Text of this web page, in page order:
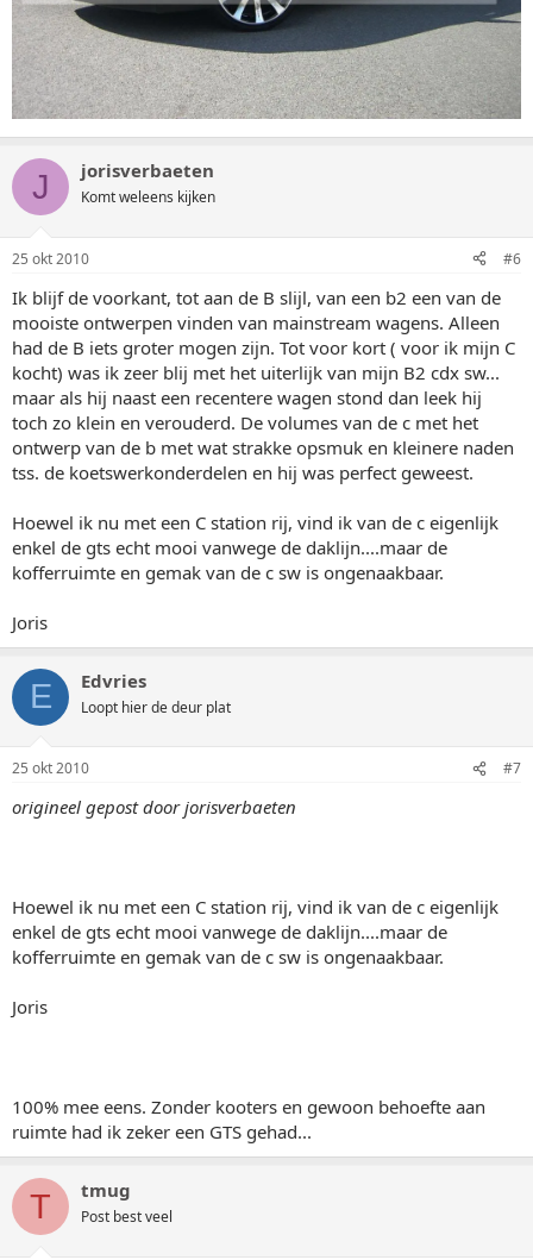
J jorisverbaeten
Komt weleens kijken
25 okt 2010 #6
Ik blijf de voorkant, tot aan de B slijl, van een b2 een van de
mooiste ontwerpen vinden van mainstream wagens. Alleen
had de B iets groter mogen zijn. Tot voor kort ( voor ik mijn C
kocht) was ik zeer blij met het uiterlijk van mijn B2 cdx sw...
maar als hij naast een recentere wagen stond dan leek hij
toch zo klein en verouderd. De volumes van de c met het
ontwerp van de b met wat strakke opsmuk en kleinere naden
tss. de koetswerkonderdelen en hij was perfect geweest.
Hoewel ik nu met een C station rij, vind ik van de c eigenlijk
enkel de gts echt mooi vanwege de daklijn....maar de
kofferruimte en gemak van de c sw is ongenaakbaar.
Joris
E Edvries
Loopt hier de deur plat
25 okt 2010 #7
origineel gepost door jorisverbaeten
Hoewel ik nu met een C station rij, vind ik van de c eigenlijk
enkel de gts echt mooi vanwege de daklijn....maar de
kofferruimte en gemak van de c sw is ongenaakbaar.
Joris
100% mee eens. Zonder kooters en gewoon behoefte aan
ruimte had ik zeker een GTS gehad...
T tmug
Post best veel